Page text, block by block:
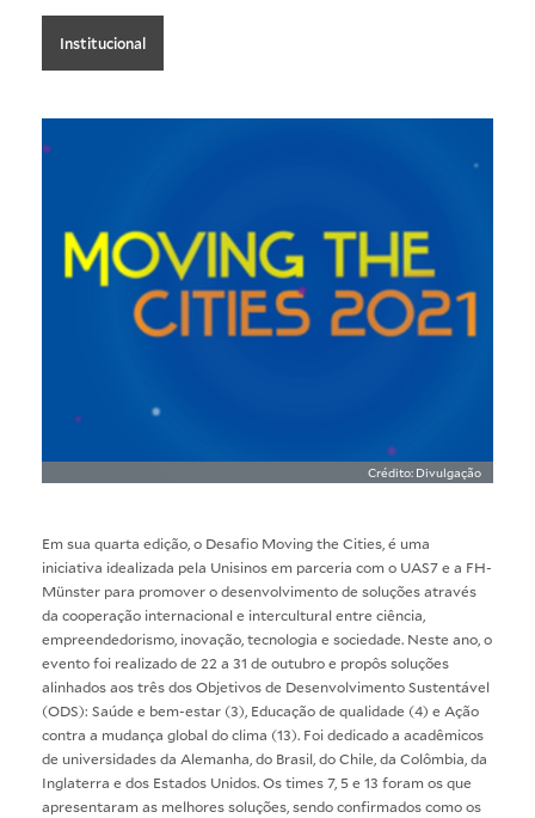
Institucional
Crédito: Divulgação
Em sua quarta edição, o Desafio Moving the Cities, é uma
iniciativa idealizada pela Unisinos em parceria com o UAS7 e a FH-
Münster para promover o desenvolvimento de soluções através
da cooperação internacional e intercultural entre ciência,
empreendedorismo, inovação, tecnologia e sociedade. Neste ano, o
evento foi realizado de 22 a 31 de outubro e propôs soluções
alinhados aos três dos Objetivos de Desenvolvimento Sustentável
(ODS): Saúde e bem-estar (3), Educação de qualidade (4) e Ação
contra a mudança global do clima (13). Foi dedicado a acadêmicos
de universidades da Alemanha, do Brasil, do Chile, da Colômbia, da
Inglaterra e dos Estados Unidos. Os times 7, 5 e 13 foram os que
apresentaram as melhores soluções, sendo confirmados como os